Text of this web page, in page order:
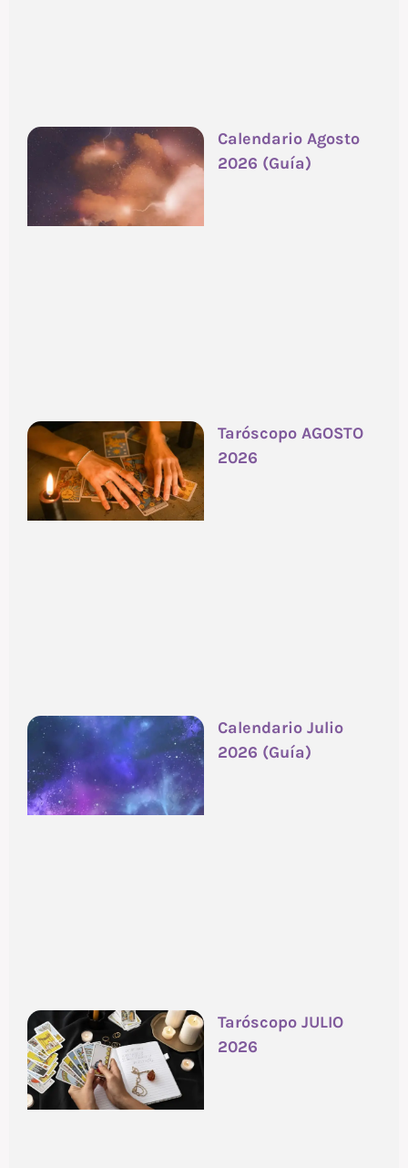
Calendario Agosto
2026 (Guía)
Taróscopo AGOSTO
2026
Calendario Julio
2026 (Guía)
Taróscopo JULIO
2026